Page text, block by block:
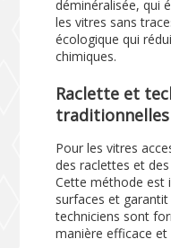
déminéralisée, qui
les vitres sans
écologique qui
chimiques.
Raclette et
traditionnelles
Pour les vitres
des raclettes et
Cette méthode est
surfaces et
techniciens sont
manière efficace et